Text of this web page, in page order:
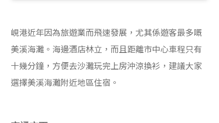
峴港近年因為旅遊業而飛速發展，尤其係遊客最多嘅
美溪海灘。海邊酒店林立，而且距離市中心車程只有
十幾分鐘，方便去沙灘玩完上房沖涼換衫，建議大家
選擇美溪海灘附近地區住宿。